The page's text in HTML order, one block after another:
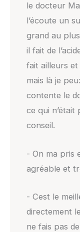
le docteur
l’écoute un
grand au
il fait de
fait ailleurs et
mais là je
contente le
ce qui n’était
conseil.
- On ma pris
agréable et
- Cest le
directement
ne fais pas